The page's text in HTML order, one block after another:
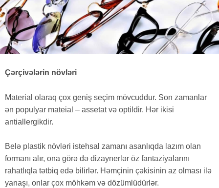
Çərçivələrin növləri
Material olaraq çox geniş seçim mövcuddur. Son zamanlar
ən populyar mateial – assetat və optildir. Hər ikisi
antiallergikdir.
Belə plastik növləri istehsal zamanı asanlıqda lazım olan
formanı alır, ona görə də dizaynerlər öz fantaziyalarını
rahatlıqla tətbiq edə bilirlər. Həmçinin çəkisinin az olması ilə
yanaşı, onlar çox möhkəm və dözümlüdürlər.